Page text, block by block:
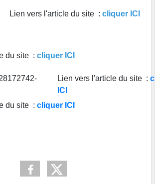
Lien vers l'article du site : cliquer ICI
du site : cliquer ICI
Lien vers l'article du site :
ICI
du site : cliquer ICI